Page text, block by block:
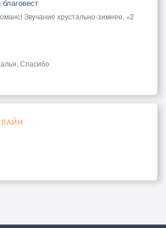
Звучание хрустально-зимнее. +2
Спасибо